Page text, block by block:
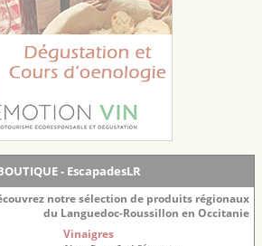
- EscapadesLR
notre sélection de produits régionaux
du Languedoc-Roussillon en Occitanie
Vinaigres